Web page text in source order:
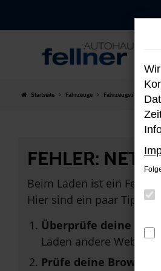
Hauptinhalt
Startseite Fahrzeuge Fahrzeugsuche
FEHLER:
Beim Laden ist ein Fehler
Hier sind ein paar Tipps,
Überprüfe deine
Laden andere
Prüfe deine